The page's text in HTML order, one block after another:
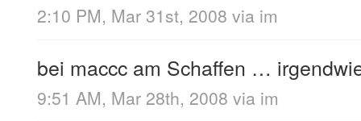
2:10 PM, Mar 31st, 2008 via im
bei maccc am Schaffen …
9:51 AM, Mar 28th, 2008 via im